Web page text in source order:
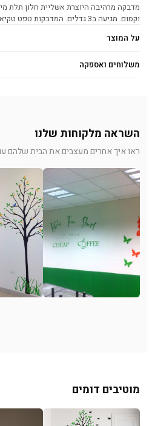
מדבקה מרהיבה היוצרת אשליית חלון תלת
וקסום. מגיעה ב3 גדלים. המדבקות טפט טקיארט עשויות…
על המוצר
משלוחים ואספקה
השראה מלקוחות שלנו
ראו איך אחרים מעצבים את הבית שלהם
מוטיבים דומים